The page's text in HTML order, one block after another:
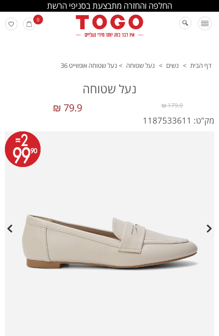
החלפה והחזרה מתבצעת בסניפי הרשת
0
דף הבית > נשים > נעל שטוחה > נעל שטוחה אופווייט 36
נעל שטוחה
79.9 ₪ 179.9 ₪
מק"ט: 1187533611